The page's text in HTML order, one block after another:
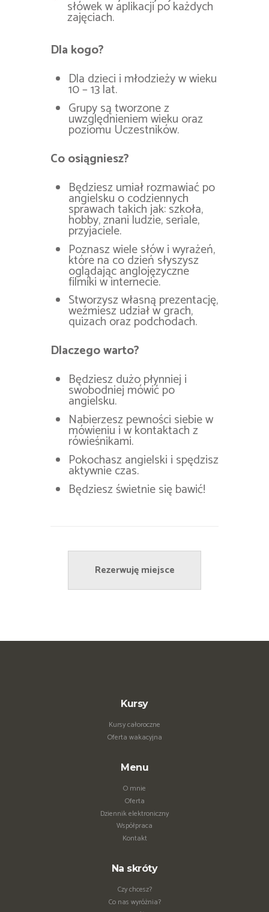
słówek w aplikacji po każdych
zajęciach.
Dla kogo?
Dla dzieci i młodzieży w wieku
10 – 13 lat.
Grupy są tworzone z
uwzględnieniem wieku oraz
poziomu Uczestników.
Co osiągniesz?
Będziesz umiał rozmawiać po
angielsku o codziennych
sprawach takich jak: szkoła,
hobby, znani ludzie, seriale,
przyjaciele.
Poznasz wiele słów i wyrażeń,
które na co dzień słyszysz
oglądając anglojęzyczne
filmiki w internecie.
Stworzysz własną prezentację,
weźmiesz udział w grach,
quizach oraz podchodach.
Dlaczego warto?
Będziesz dużo płynniej i
swobodniej mówić po
angielsku.
Nabierzesz pewności siebie w
mówieniu i w kontaktach z
rówieśnikami.
Pokochasz angielski i spędzisz
aktywnie czas.
Będziesz świetnie się bawić!
Rezerwuję miejsce
Kursy
Kursy całoroczne
Oferta wakacyjna
Menu
O mnie
Oferta
Dziennik elektroniczny
Współpraca
Kontakt
Na skróty
Czy chcesz?
Co nas wyróżnia?